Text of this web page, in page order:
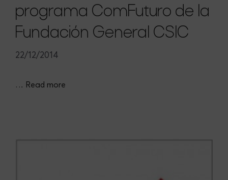
programa ComFuturo de la
Fundación General CSIC
22/12/2014
… Read more